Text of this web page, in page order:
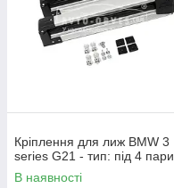
Кріплення для лиж BMW 3
series G21 - тип: під 4 пари
В наявності